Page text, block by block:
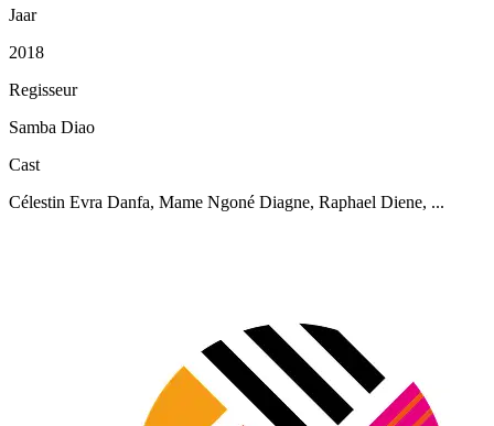
Jaar
2018
Regisseur
Samba Diao
Cast
Célestin Evra Danfa, Mame Ngoné Diagne, Raphael Diene, ...